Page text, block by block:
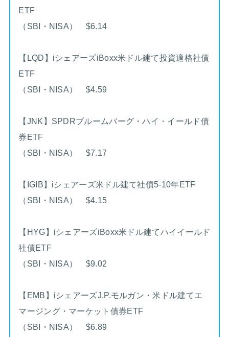
ETF
（SBI・NISA） $6.14
【LQD】iシェアーズiBoxx米ドル建て投資適格社債
ETF
（SBI・NISA） $4.59
【JNK】SPDRブルームバーグ・ハイ・イールド債
券ETF
（SBI・NISA） $7.17
【IGIB】iシェアーズ米ドル建て社債5-10年ETF
（SBI・NISA） $4.15
【HYG】iシェアーズiBoxx米ドル建てハイイールド
社債ETF
（SBI・NISA） $9.02
【EMB】iシェアーズJ.P.モルガン・米ドル建てエ
マージング・マーケット債券ETF
（SBI・NISA） $6.89